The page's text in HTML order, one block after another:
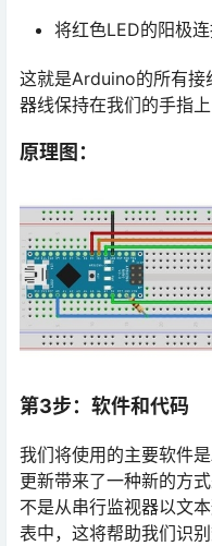
将红色LED的阳极
这就是Arduino的所有接
器线保持在我们的手指
原理图：
第3步：软件和代码
我们将使用的主要软件
更新带来了一种新的方
不是从串行监视器以文
表中，这将帮助我们识